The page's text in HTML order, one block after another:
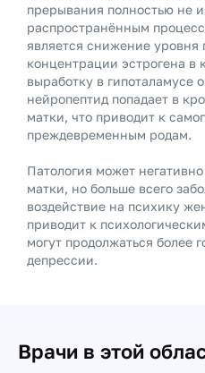
прерывания полностью не
распространённым
является снижение
концентрации эстрогена в
выработку в гипоталамусе
нейропептид попадает в
матки, что приводит к
преждевременным родам.
Патология может
матки, но больше всего
воздействие на психику
приводит к
могут продолжаться более
депрессии.
Врачи в этой